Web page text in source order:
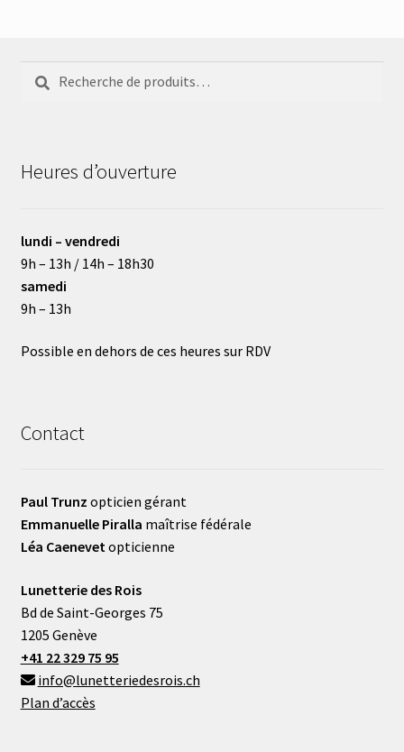
Recherche
pour :
Recherche
Heures d’ouverture
lundi – vendredi
9h – 13h / 14h – 18h30
samedi
9h – 13h
Possible en dehors de ces heures sur RDV
Contact
Paul Trunz opticien gérant
Emmanuelle Piralla maîtrise fédérale
Léa Caenevet opticienne
Lunetterie des Rois
Bd de Saint-Georges 75
1205 Genève
+41 22 329 75 95
info@lunetteriedesrois.ch
Plan d’accès